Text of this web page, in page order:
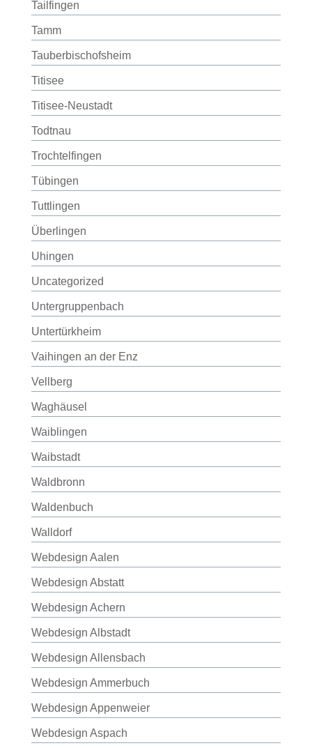
Tailfingen
Tamm
Tauberbischofsheim
Titisee
Titisee-Neustadt
Todtnau
Trochtelfingen
Tübingen
Tuttlingen
Überlingen
Uhingen
Uncategorized
Untergruppenbach
Untertürkheim
Vaihingen an der Enz
Vellberg
Waghäusel
Waiblingen
Waibstadt
Waldbronn
Waldenbuch
Walldorf
Webdesign Aalen
Webdesign Abstatt
Webdesign Achern
Webdesign Albstadt
Webdesign Allensbach
Webdesign Ammerbuch
Webdesign Appenweier
Webdesign Aspach